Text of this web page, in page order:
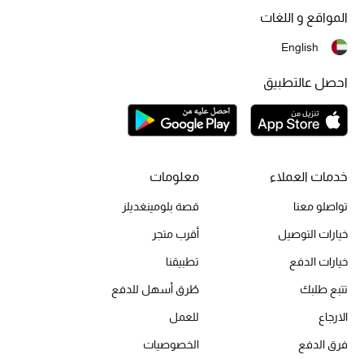
تشكيلة المناسبات للنساء
الحب للمحلي
تشكيلة الأعراس
حقائب وأحذية متطابقة
هدايا للنساء
جميع الملابس النسائية
جميع الأحذية النسائية
خدمات العملاء
تواصلو معنا
خيارات التوصيل
خيارات الدفع
تتبع طلبك
الارجاع
فرق الدفع
معلومات
قصة بلومينغديلز
أقرب متجر
تطبيقنا
طُرق أسهل للدفع
للعمل
الخصوصيات
المواقع و اللغات
English
احصل عالتطبيق